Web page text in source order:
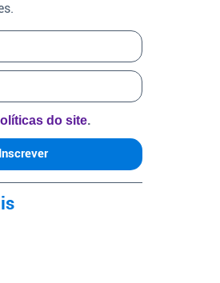
do site.
Inscrever